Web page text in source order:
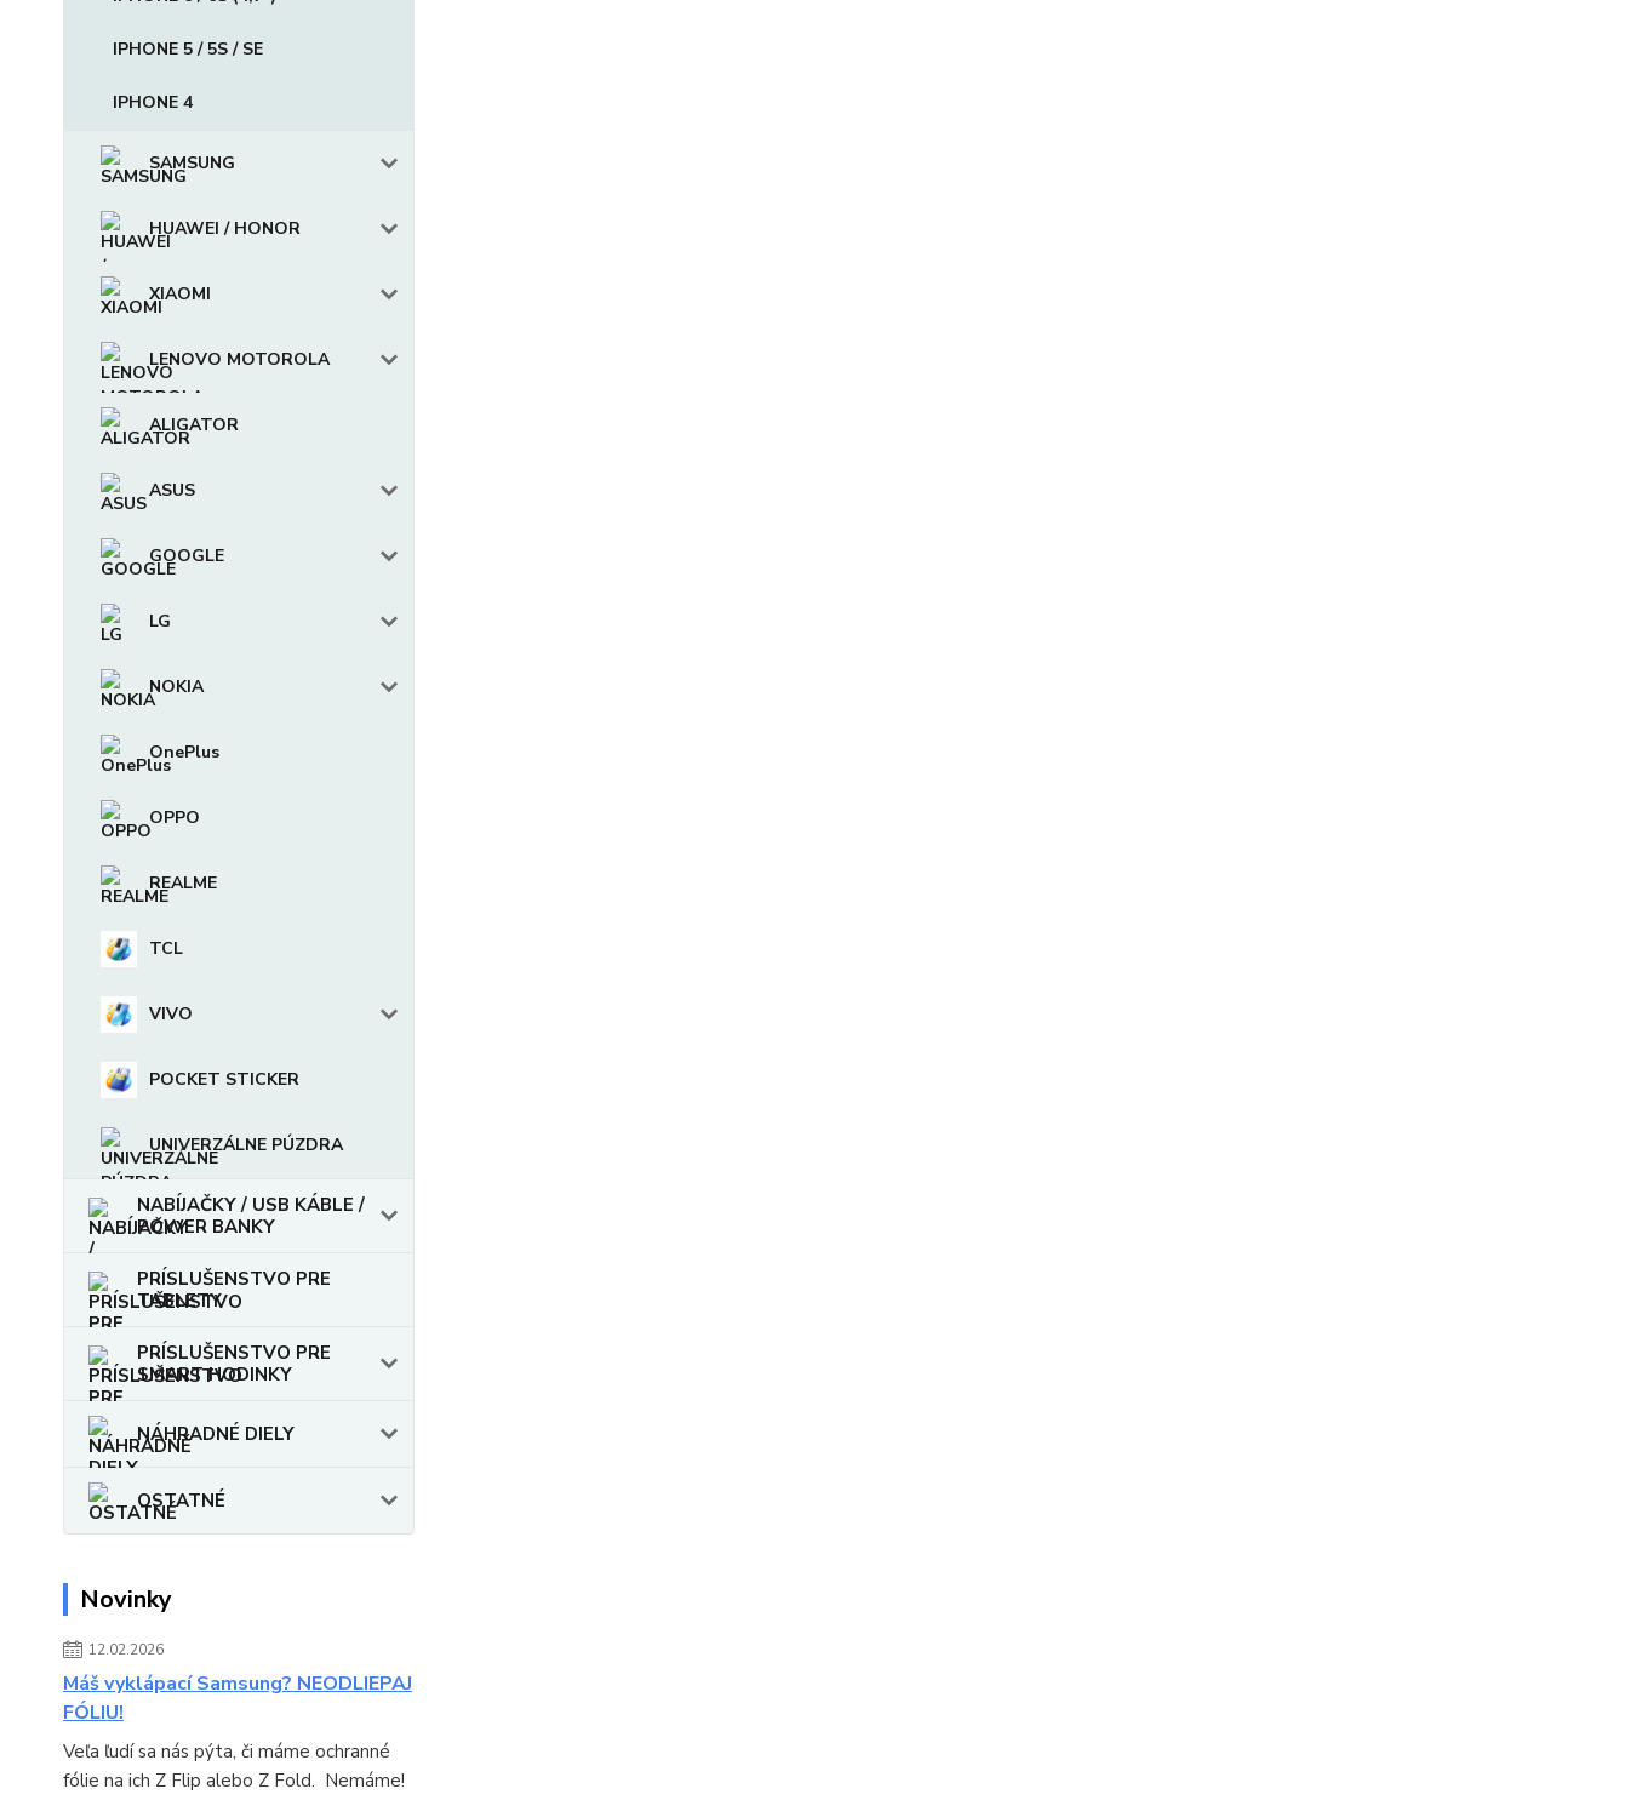
IPHONE 5 / 5S / SE
IPHONE 4
SAMSUNG
HUAWEI / HONOR
XIAOMI
LENOVO MOTOROLA
ALIGATOR
ASUS
GOOGLE
LG
NOKIA
OnePlus
OPPO
REALME
TCL
VIVO
POCKET STICKER
UNIVERZÁLNE PÚZDRA
NABÍJAČKY / USB KÁBLE /
POWER BANKY
PRÍSLUŠENSTVO PRE
TABLETY
PRÍSLUŠENSTVO PRE
SMART HODINKY
NÁHRADNÉ DIELY
OSTATNÉ
Novinky
12.02.2026
Máš vyklápací Samsung? NEODLIEPAJ
FÓLIU!
Veľa ľudí sa nás pýta, či máme ochranné
fólie na ich Z Flip alebo Z Fold. Nemáme!